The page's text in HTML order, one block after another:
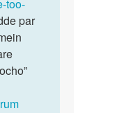
too-
par